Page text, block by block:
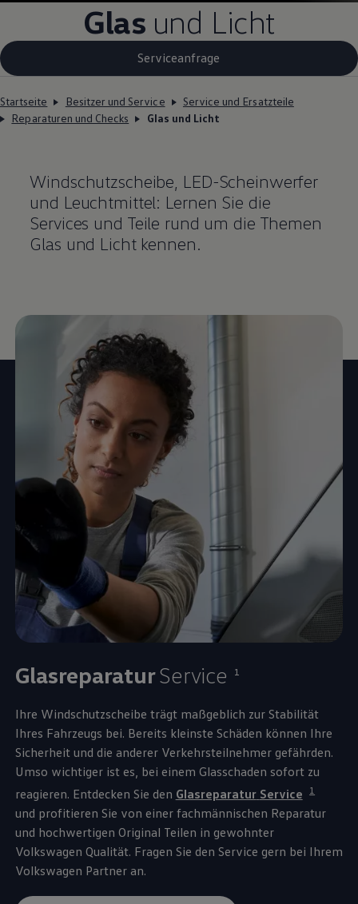
Glas und Licht
Serviceanfrage
Startseite Besitzer und Service
Service und Ersatzteile
Reparaturen und Checks
Glas und Licht
Windschutzscheibe, LED-Scheinwerfer
und Leuchtmittel: Lernen Sie die
Services und Teile rund um die Themen
Glas und Licht kennen.
GlasreparaturService 1
Ihre Windschutzscheibe trägt maßgeblich zur Stabilität
Ihres Fahrzeugs bei. Bereits kleinste Schäden können Ihre
Sicherheit und die anderer Verkehrsteilnehmer gefährden.
Umso wichtiger ist es, bei einem Glasschaden sofort zu
reagieren. Entdecken Sie den Glasreparatur Service 1
und profitieren Sie von einer fachmännischen Reparatur
und hochwertigen Original Teilen in gewohnter
Volkswagen Qualität. Fragen Sie den Service gern bei Ihrem
Volkswagen Partner an.